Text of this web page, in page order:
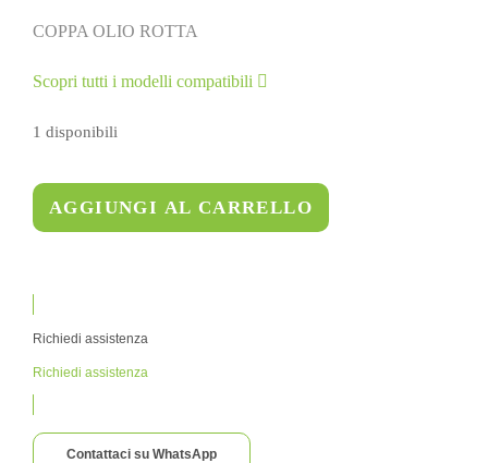
COPPA OLIO ROTTA
Scopri tutti i modelli compatibili
1 disponibili
AGGIUNGI AL CARRELLO
Richiedi assistenza
Richiedi assistenza
Contattaci su WhatsApp